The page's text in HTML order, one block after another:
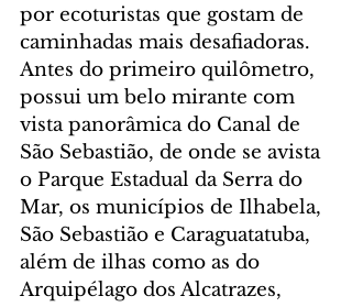
por ecoturistas que gostam de
caminhadas mais desafiadoras.
Antes do primeiro quilômetro,
possui um belo mirante com
vista panorâmica do Canal de
São Sebastião, de onde se avista
o Parque Estadual da Serra do
Mar, os municípios de Ilhabela,
São Sebastião e Caraguatatuba,
além de ilhas como as do
Arquipélago dos Alcatrazes,